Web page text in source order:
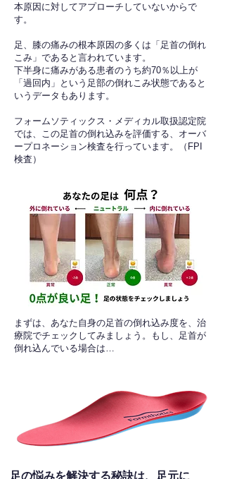
本原因に対してアプローチしていないからで
す。
足、膝の痛みの根本原因の多くは「足首の倒れ
こみ」であると言われています。
下半身に痛みがある患者のうち約70％以上が
「過回内」という足部の倒れこみ状態であると
いうデータもあります。
フォームソティックス・メディカル取扱認定院
では、この足首の倒れ込みを評価する、オーバ
ープロネーション検査を行っています。（FPI
検査）​
​まずは、あなた自身の足首の倒れ込み度を、治
療院でチェックしてみましょう。もし、足首が
倒れ込んでいる場合は…
足の悩みを解決する秘訣は、足元に